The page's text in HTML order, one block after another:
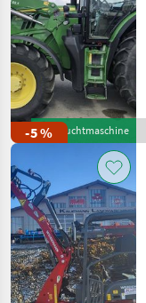
-5 %Gebrauchtmaschine